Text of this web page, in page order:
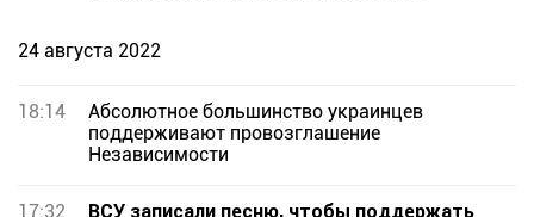
24 августа 2022
18:14
Абсолютное большинство украинцев
поддерживают провозглашение
Независимости
17:32
ВСУ записали песню, чтобы поддержать